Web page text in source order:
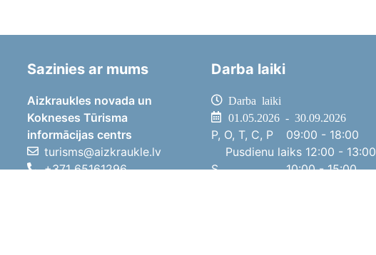
Sazinies ar mums
Aizkraukles novada un
Kokneses Tūrisma
informācijas centrs
turisms@aizkraukle.lv
+371 65161296
Darba laiki
Darba laiki
01.05.2026 - 30.09.2026
P, O, T, C, P
09:00 - 18:00
Pusdienu laiks 12:00 - 13:00
S
10:00 - 15:00